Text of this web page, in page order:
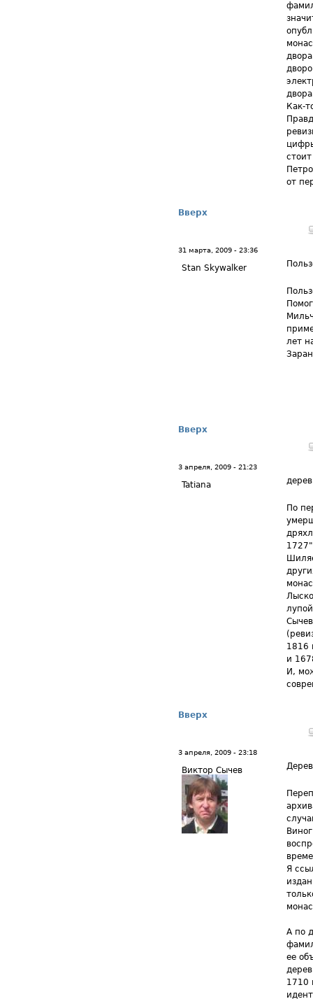
Как-
от
Вверх
31 марта, 2009 - 23:36
Stan Skywalker
лет
Вверх
3 апреля, 2009 - 21:23
Tatiana
По
1816
и
И,
Вверх
3 апреля, 2009 - 23:18
Виктор Сычев
Я
А по
ее
1710